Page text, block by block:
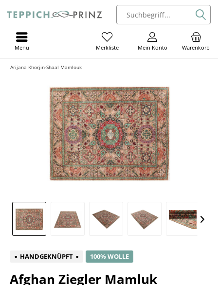
Warenkorb
Mein Konto
Merkliste
Menü
Arijana Khorjin-Shaal Mamlouk
HANDGEKNÜPFT 100% WOLLE
Afghan Ziegler Mamluk